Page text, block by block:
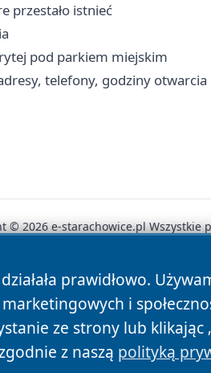
przestało istnieć
pod parkiem miejskim
telefony, godziny otwarcia
prawidłowo.
i
ze strony lub klikając
z naszą polityką
© 2026 e-starachowice.pl Wszystkie
Polityka Prywatności